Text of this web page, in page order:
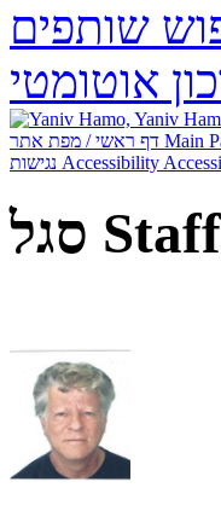
שותפים
אוטומטי
Main
Accessibility
סגל Staff